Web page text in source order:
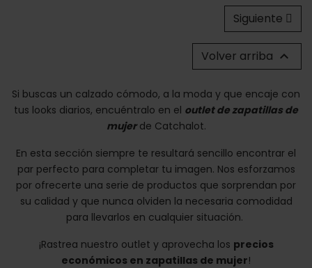
Siguiente
Volver arriba 
Si buscas un calzado cómodo, a la moda y que encaje con
tus looks diarios, encuéntralo en el outlet de zapatillas de
mujerde Catchalot.
En esta sección siempre te resultará sencillo encontrar el
par perfecto para completar tu imagen. Nos esforzamos
por ofrecerte una serie de productos que sorprendan por
su calidad y que nunca olviden la necesaria comodidad
para llevarlos en cualquier situación.
¡Rastrea nuestro outlet y aprovecha los precios
económicos en zapatillas de mujer!